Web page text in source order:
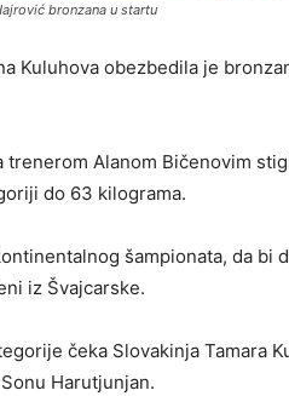
bronzana u startu
Kuluhova obezbedila je
Alanom Bičenovim
do 63 kilograma.
šampionata, da bi
iz Švajcarske.
čeka Slovakinja Tamara
Harutjunjan.